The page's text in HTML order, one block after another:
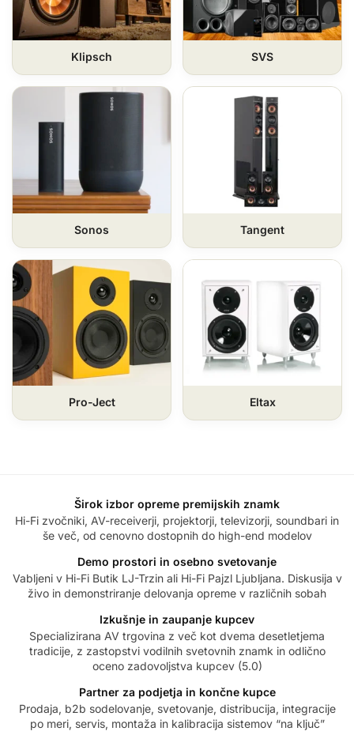
Klipsch SVS
Sonos Tangent
Pro-Ject Eltax
Širok izbor opreme premijskih znamk
Hi-Fi zvočniki, AV-receiverji, projektorji, televizorji, soundbari in
še več, od cenovno dostopnih do high-end modelov
Demo prostori in osebno svetovanje
Vabljeni v Hi-Fi Butik LJ-Trzin ali Hi-Fi Pajzl Ljubljana. Diskusija v
živo in demonstriranje delovanja opreme v različnih sobah
Izkušnje in zaupanje kupcev
Specializirana AV trgovina z več kot dvema desetletjema
tradicije, z zastopstvi vodilnih svetovnih znamk in odlično
oceno zadovoljstva kupcev (5.0)
Partner za podjetja in končne kupce
Prodaja, b2b sodelovanje, svetovanje, distribucija, integracije
po meri, servis, montaža in kalibracija sistemov “na ključ”